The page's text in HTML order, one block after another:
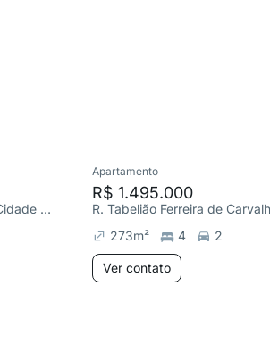
R. Doutor Plínio de Morais, Cidade Nova
Apartamento
R$ 1.495.000
273m² 4 2
Ver contato